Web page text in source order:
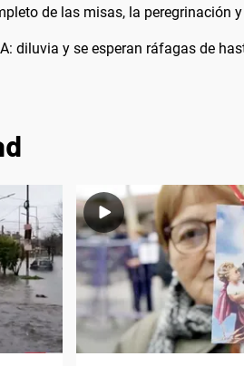
de las misas, la peregrinación
diluvia y se esperan ráfagas de